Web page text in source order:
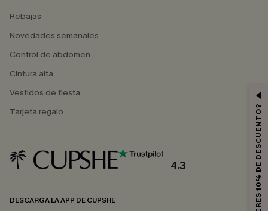
Rebajas
Novedades semanales
Control de abdomen
Cintura alta
Vestidos de fiesta
Tarjeta regalo
4.3
DESCARGA LA APP DE CUPSHE ¿QUIERES 10% DE DESCUENTO?